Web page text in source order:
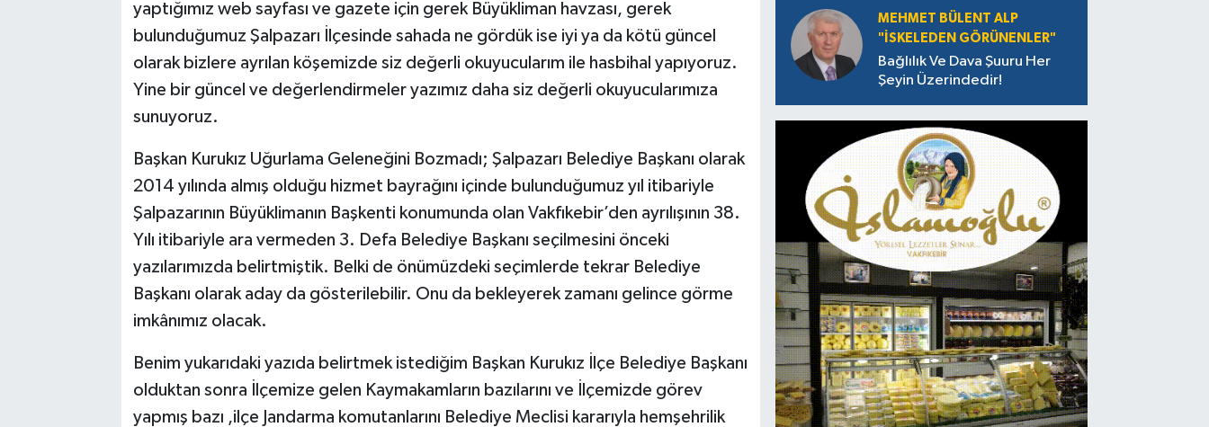
yaptığımız web sayfası ve gazete için gerek Büyükliman havzası, gerek
bulunduğumuz Şalpazarı İlçesinde sahada ne gördük ise iyi ya da kötü güncel
olarak bizlere ayrılan köşemizde siz değerli okuyucularım ile hasbihal yapıyoruz.
Yine bir güncel ve değerlendirmeler yazımız daha siz değerli okuyucularımıza
sunuyoruz.
Başkan Kurukız Uğurlama Geleneğini Bozmadı; Şalpazarı Belediye Başkanı olarak
2014 yılında almış olduğu hizmet bayrağını içinde bulunduğumuz yıl itibariyle
Şalpazarının Büyüklimanın Başkenti konumunda olan Vakfıkebir’den ayrılışının 38.
Yılı itibariyle ara vermeden 3. Defa Belediye Başkanı seçilmesini önceki
yazılarımızda belirtmiştik. Belki de önümüzdeki seçimlerde tekrar Belediye
Başkanı olarak aday da gösterilebilir. Onu da bekleyerek zamanı gelince görme
imkânımız olacak.
Benim yukarıdaki yazıda belirtmek istediğim Başkan Kurukız İlçe Belediye Başkanı
olduktan sonra İlçemize gelen Kaymakamların bazılarını ve İlçemizde görev
yapmış bazı ,ilçe Jandarma komutanlarını Belediye Meclisi kararıyla hemşehrilik
MEHMET BÜLENT ALP
"İSKELEDEN GÖRÜNENLER"
Bağlılık Ve Dava Şuuru Her
Şeyin Üzerindedir!